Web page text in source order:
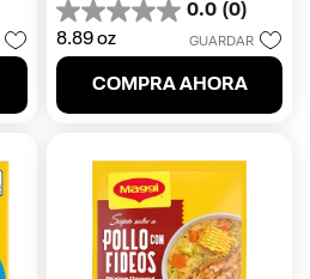
0.0 (0)
0.0
de
5
estrellas.
8.89 oz GUARDAR
COMPRA AHORA